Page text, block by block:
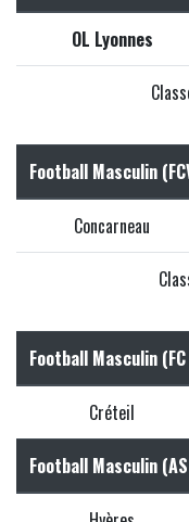
OL Lyonnes
Football Masculin
Concarneau
Football Masculin
Créteil
Football Masculin